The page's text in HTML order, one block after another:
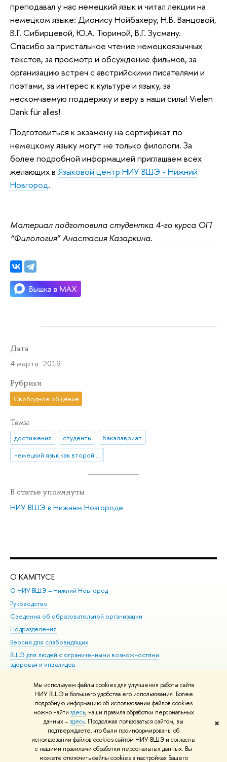
Мы используем файлы cookies для улучшения работы сайта
НИУ ВШЭ и большего удобства его использования. Более
подробную информацию об использовании файлов cookies
можно найти здесь, наши правила обработки персональных
данных –здесь. Продолжая пользоваться сайтом, вы
подтверждаете, что были проинформированы об
использовании файлов cookies сайтом НИУ ВШЭ и согласны
с нашими правилами обработки персональных данных. Вы
можете отключить файлы cookies в настройках Вашего
✖
преподавал у нас немецкий язык и читал лекции на
немецком языке: Дионису Нойбахеру, Н.В. Ванцовой,
В.Г. Сибирцевой, Ю.А. Тюриной, В.Г. Зусману.
Спасибо за пристальное чтение немецкоязычных
текстов, за просмотр и обсуждение фильмов, за
организацию встреч с австрийскими писателями и
поэтами, за интерес к культуре и языку, за
нескончаемую поддержку и веру в наши силы! Vielen
Dank für alles!
Подготовиться к экзамену на сертификат по
немецкому языку могут не только филологи. За
более подробной информацией приглашаем всех
желающих в Языковой центр НИУ ВШЭ - Нижний
Новгород.
Материал подготовила студентка 4-го курса ОП
“Филология” Анастасия Казаркина.
Дата
4 марта 2019
Рубрики
Свободное общение
Темы
достижения студенты
бакалавриат
немецкий язык как второй иностранный
В статье упомянуты
НИУ ВШЭ в Нижнем Новгороде
О КАМПУСЕ
О НИУ ВШЭ – Нижний Новгород
Руководство
Сведения об образовательной организации
Подразделения
Версия для слабовидящих
ВШЭ для людей с ограниченными возможностями
здоровья и инвалидов
© НИУ ВШЭ 1993–2026 Адреса и контакты Условия использования
материалов Политика конфиденциальности Карта сайта
Шрифты HSE Sans и HSE Slab разработаны вШколе дизайна НИУ ВШЭ